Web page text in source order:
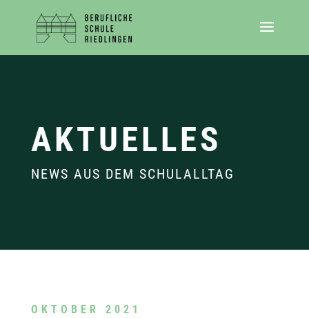
AKTUELLES
NEWS AUS DEM SCHULALLTAG
OKTOBER 2021